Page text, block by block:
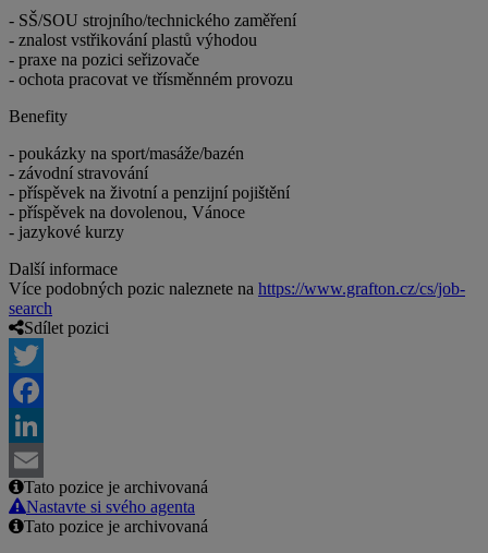
- SŠ/SOU strojního/technického zaměření
- znalost vstřikování plastů výhodou
- praxe na pozici seřizovače
- ochota pracovat ve třísměnném provozu
Benefity
- poukázky na sport/masáže/bazén
- závodní stravování
- příspěvek na životní a penzijní pojištění
- příspěvek na dovolenou, Vánoce
- jazykové kurzy
Další informace
Více podobných pozic naleznete na https://www.grafton.cz/cs/job-
search
Sdílet pozici
Twitter
Facebook
LinkedIn
Email
Tato pozice je archivovaná
Nastavte si svého agenta
Tato pozice je archivovaná